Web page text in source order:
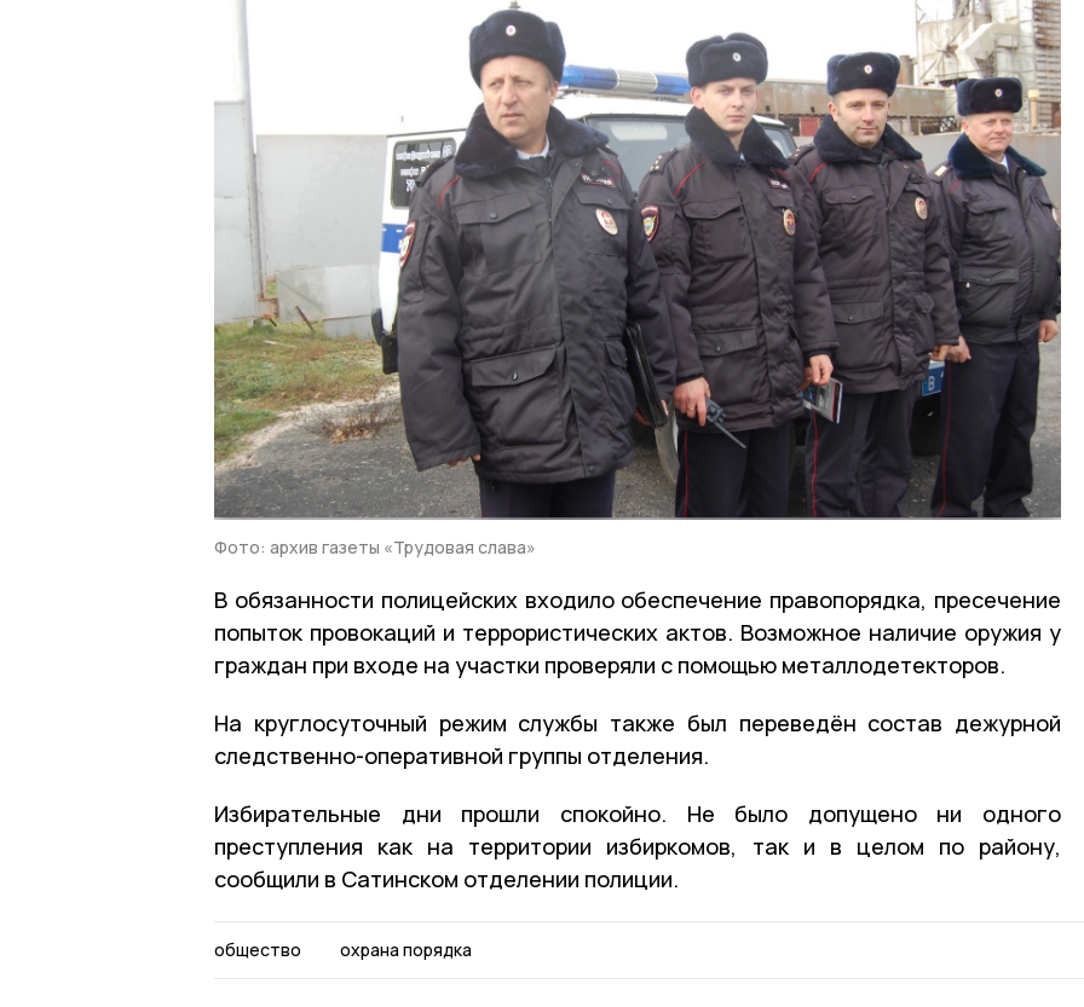
Фото: архив газеты «Трудовая слава»
В обязанности полицейских входило обеспечение правопорядка, пресечение
попыток провокаций и террористических актов. Возможное наличие оружия у
граждан при входе на участки проверяли с помощью металлодетекторов.
На круглосуточный режим службы также был переведён состав дежурной
следственно-оперативной группы отделения.
Избирательные дни прошли спокойно. Не было допущено ни одного
преступления как на территории избиркомов, так и в целом по району,
сообщили в Сатинском отделении полиции.
общество охрана порядка